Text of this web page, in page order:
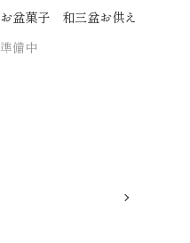
お盆菓子 和三盆お供え
準備中